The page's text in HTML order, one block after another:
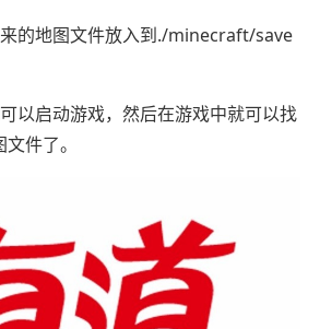
地图文件放入到./minecraft/save
启动游戏，然后在游戏中就可以找
件了。